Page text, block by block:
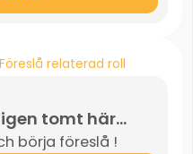
relaterad roll
tomt här...
börja föreslå !